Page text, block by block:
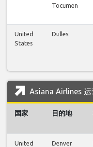
Tocumen
United
States
Dulles
Asiana Airlines
国家 目的地
United
Denver